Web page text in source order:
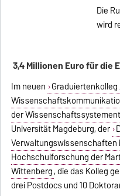
Die
wird
3,4 Millionen Euro für
Im neuen
der
Universität Magdeburg, der
Verwaltungswissenschaften
Hochschulforschung der
Wittenberg, die das Kolleg
drei Postdocs und 10